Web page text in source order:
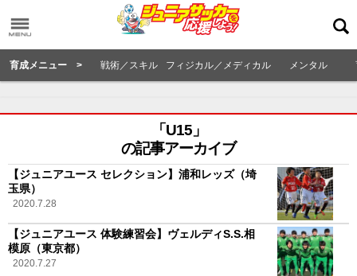
育成メニュー > 戦術／スキル フィジカル／メディカル メンタル
「U15」
の記事アーカイブ
【ジュニアユース セレクション】浦和レッズ（埼
玉県）
2020.7.28
【ジュニアユース 体験練習会】ヴェルディS.S.相
模原（東京都）
2020.7.27